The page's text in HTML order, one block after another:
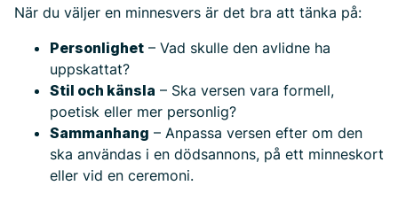
När du väljer en minnesvers är det bra att tänka på:
Personlighet – Vad skulle den avlidne ha
uppskattat?
Stil och känsla – Ska versen vara formell,
poetisk eller mer personlig?
Sammanhang – Anpassa versen efter om den
ska användas i en dödsannons, på ett minneskort
eller vid en ceremoni.